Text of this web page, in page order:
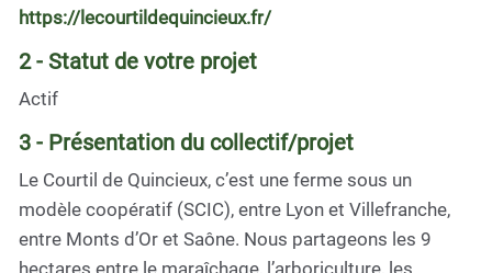
https://lecourtildequincieux.fr/
2 - Statut de votre projet
Actif
3 - Présentation du collectif/projet
Le Courtil de Quincieux, c’est une ferme sous un
modèle coopératif (SCIC), entre Lyon et Villefranche,
entre Monts d’Or et Saône. Nous partageons les 9